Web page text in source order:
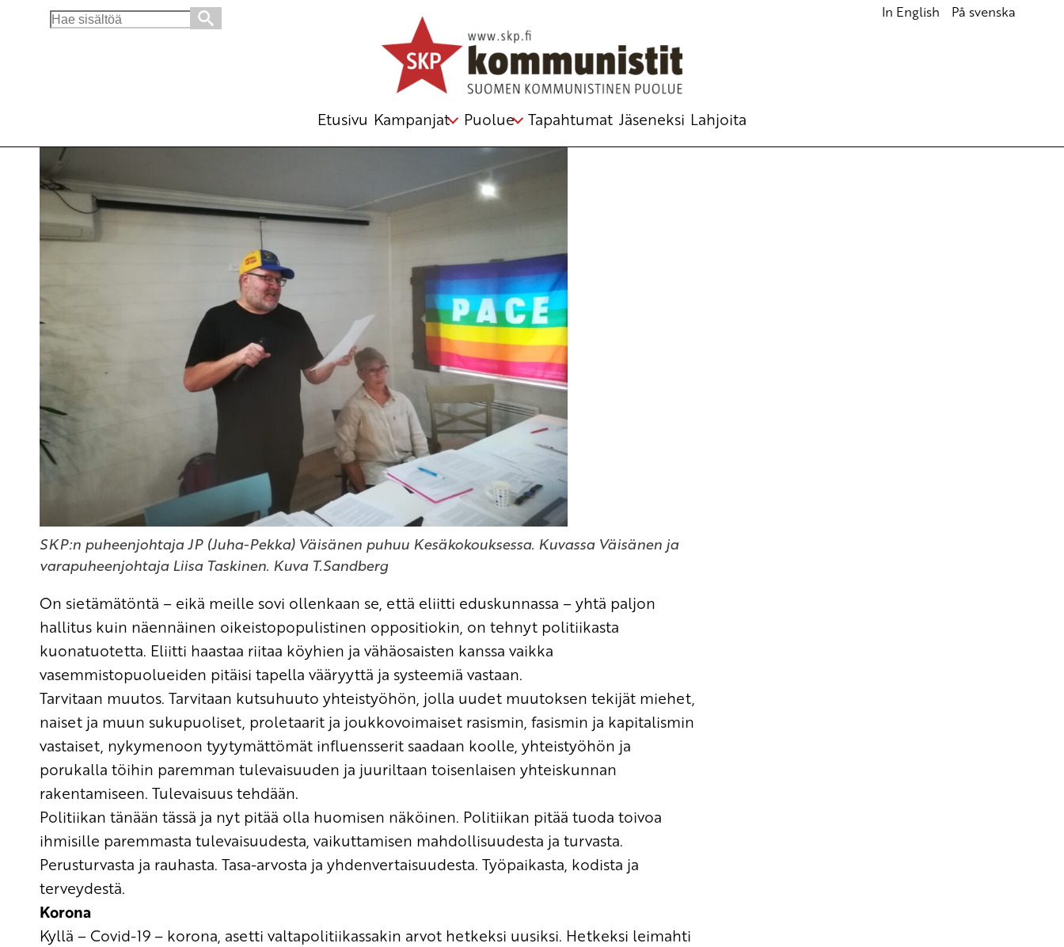
Search
In English På svenska
Etusivu Kampanjat Puolue Tapahtumat Jäseneksi Lahjoita
luokkataistelu ,radikaali
SKP:n puheenjohtaja JP (Juha-Pekka) Väisänen puhuu Kesäkokouksessa. Kuvassa Väisänen ja
varapuheenjohtaja Liisa Taskinen. Kuva T.Sandberg
On sietämätöntä – eikä meille sovi ollenkaan se, että eliitti eduskunnassa –yhtä paljon
hallitus kuin näennäinen oikeistopopulistinen oppositiokin, on tehnyt politiikasta
kuonatuotetta. Eliitti haastaa riitaa köyhien ja vähäosaisten kanssa vaikka
vasemmistopuolueiden pitäisi tapella vääryyttä ja systeemiä vastaan.
Tarvitaan muutos. Tarvitaan kutsuhuuto yhteistyöhön, jolla uudet muutoksen tekijät miehet,
naiset ja muun sukupuoliset, proletaarit ja joukkovoimaiset rasismin, fasismin ja kapitalismin
vastaiset, nykymenoon tyytymättömät influensserit saadaan koolle, yhteistyöhön ja
porukalla töihin paremman tulevaisuuden ja juuriltaan toisenlaisen yhteiskunnan
rakentamiseen. Tulevaisuus tehdään.
Politiikan tänään tässä ja nyt pitää olla huomisen näköinen. Politiikan pitää tuoda toivoa
ihmisille paremmasta tulevaisuudesta, vaikuttamisen mahdollisuudesta ja turvasta.
Perusturvasta ja rauhasta. Tasa-arvosta ja yhdenvertaisuudesta. Työpaikasta, kodista ja
terveydestä.
Korona
Kyllä –Covid-19 – korona, asetti valtapolitiikassakin arvot hetkeksi uusiksi. Hetkeksi leimahti